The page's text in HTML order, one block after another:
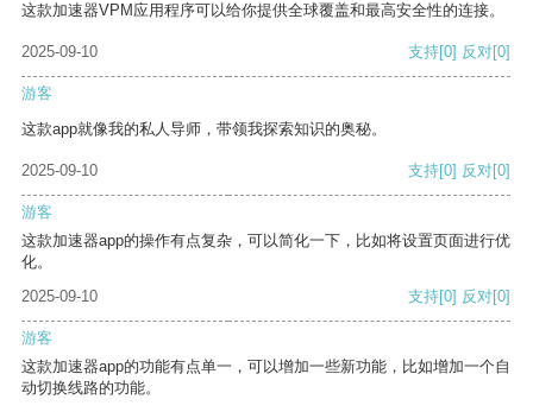
这款加速器VPM应用程序可以给你提供全球覆盖和最高安全性的连接。
2025-09-10 支持[0] 反对[0]
游客
这款app就像我的私人导师，带领我探索知识的奥秘。
2025-09-10 支持[0] 反对[0]
游客
这款加速器app的操作有点复杂，可以简化一下，比如将设置页面进行优
化。
2025-09-10
支持[0] 反对[0]
游客
这款加速器app的功能有点单一，可以增加一些新功能，比如增加一个自
动切换线路的功能。